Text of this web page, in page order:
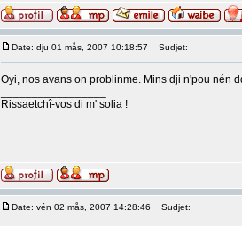
Date: dju 01 mås, 2007 10:18:57 Sudjet:
Oyi, nos avans on problinme. Mins dji n'pou nén
Rissaetchî-vos di m' solia !
Date: vén 02 mås, 2007 14:28:46 Sudjet: